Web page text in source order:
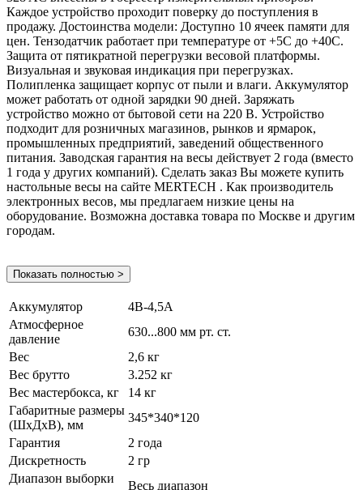
Каждое устройство проходит поверку до поступления в
продажу. Достоинства модели: Доступно 10 ячеек памяти для
цен. Тензодатчик работает при температуре от +5С до +40С.
Защита от пятикратной перегрузки весовой платформы.
Визуальная и звуковая индикация при перегрузках.
Полипленка защищает корпус от пыли и влаги. Аккумулятор
может работать от одной зарядки 90 дней. Заряжать
устройство можно от бытовой сети на 220 В. Устройство
подходит для розничных магазинов, рынков и ярмарок,
промышленных предприятий, заведений общественного
питания. Заводская гарантия на весы действует 2 года (вместо
1 года у других компаний). Сделать заказ Вы можете купить
настольные весы на сайте MERTECH . Как производитель
электронных весов, мы предлагаем низкие цены на
оборудование. Возможна доставка товара по Москве и другим
городам.
Показать полностью >
Аккумулятор
4В-4,5А
Атмосферное
давление
630...800 мм рт. ст.
Вес
2,6 кг
Вес брутто
3.252 кг
Вес мастербокса, кг
14 кг
Габаритные размеры
(ШхДхВ), мм
345*340*120
Гарантия
2 года
Дискретность
2 гр
Диапазон выборки
Весь диапазон